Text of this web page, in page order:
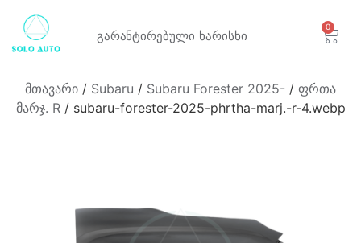
გარანტირებული ხარისხი
0
მთავარი / Subaru / Subaru Forester 2025- / ფრთა
მარჯ. R/ subaru-forester-2025-phrtha-marj.-r-4.webp